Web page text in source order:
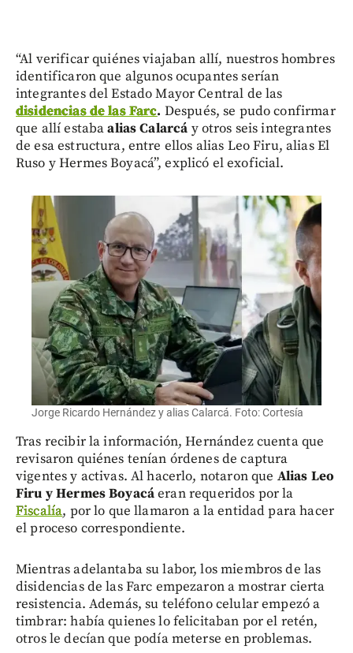
“Al verificar quiénes viajaban allí, nuestros hombres
identificaron que algunos ocupantes serían
integrantes del Estado Mayor Central de las
disidencias de las Farc. Después, se pudo confirmar
que allí estabaalias Calarcá y otros seis integrantes
de esa estructura, entre ellos alias Leo Firu, alias El
Ruso y Hermes Boyacá”, explicó el exoficial.
Jorge Ricardo Hernández y alias Calarcá. Foto: Cortesía
Tras recibir la información, Hernández cuenta que
revisaron quiénes tenían órdenes de captura
vigentes y activas. Al hacerlo, notaron que Alias Leo
Firu y Hermes Boyacáeran requeridos por la
Fiscalía, por lo que llamaron a la entidad para hacer
el proceso correspondiente.
Mientras adelantaba su labor, los miembros de las
disidencias de las Farc empezaron a mostrar cierta
resistencia. Además, su teléfono celular empezó a
timbrar: había quienes lo felicitaban por el retén,
otros le decían que podía meterse en problemas.